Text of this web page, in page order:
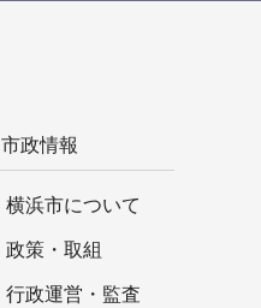
市政情報
横浜市について
政策・取組
行政運営・監査